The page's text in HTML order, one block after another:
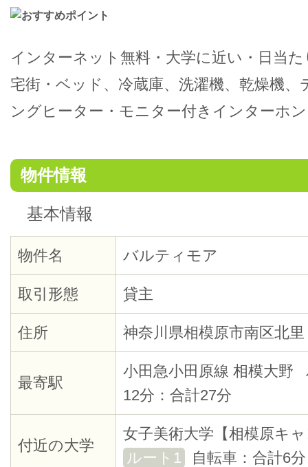
インターネット無料・大学に近い・日当
宅街・ベッド、冷蔵庫、洗濯機、乾燥機、
ングヒーター・モニター付きインターホン
物件情報
基本情報
物件名 バルティモア
取引形態 貸主
住所 神奈川県相模原市南区北里
最寄駅
小田急小田原線 相模大野
12分：合計27分
付近の大学
女子美術大学【相模原キ
ルート1
自転車：合計6分